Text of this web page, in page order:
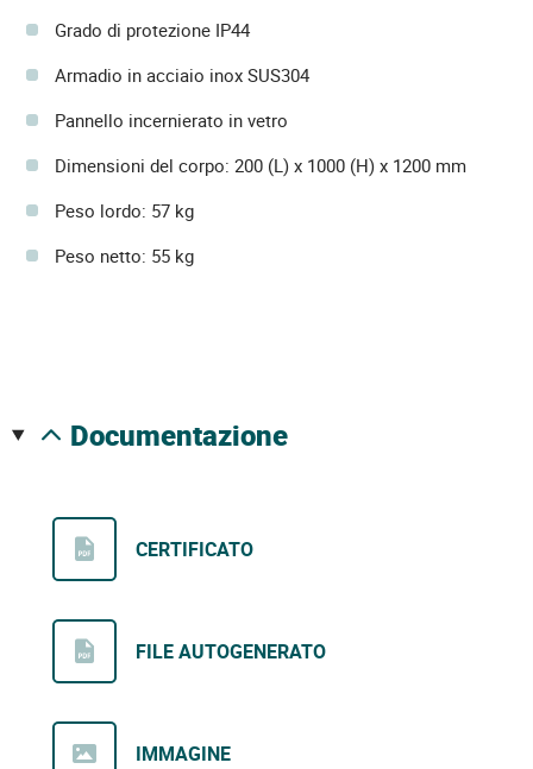
Grado di protezione IP44
Armadio in acciaio inox SUS304
Pannello incernierato in vetro
Dimensioni del corpo: 200 (L) x 1000 (H) x 1200 mm
Peso lordo: 57 kg
Peso netto: 55 kg
documentazione
CERTIFICATO
FILE AUTOGENERATO
IMMAGINE